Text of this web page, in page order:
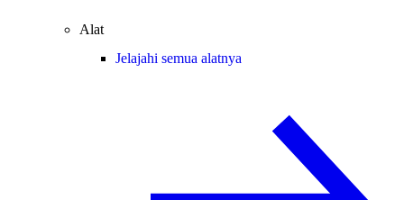
Alat
Jelajahi semua alatnya